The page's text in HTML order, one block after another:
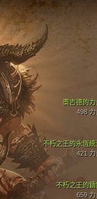
不朽之王的永恆統
421 力
不朽之王的鑄
659 力
奧吉德的力
498 力